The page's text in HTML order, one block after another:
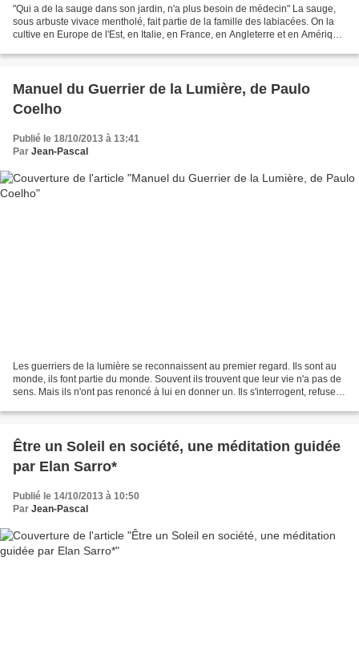
"Qui a de la sauge dans son jardin, n'a plus besoin de médecin" La sauge,
sous arbuste vivace mentholé, fait partie de la famille des labiacées. On la
cultive en Europe de l'Est, en Italie, en France, en Angleterre et en Amérique.
Manuel du Guerrier de la Lumière, de Paulo
Coelho
Publié le 18/10/2013 à 13:41
Par Jean-Pascal
Les guerriers de la lumière se reconnaissent au premier regard. Ils sont au
monde, ils font partie du monde. Souvent ils trouvent que leur vie n'a pas de
sens. Mais ils n'ont pas renoncé à lui en donner un. Ils s'interrogent, refusent
Être un Soleil en société, une méditation guidée
par Elan Sarro*
Publié le 14/10/2013 à 10:50
Par Jean-Pascal